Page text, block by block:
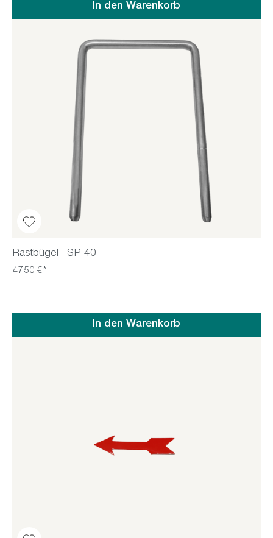
In den Warenkorb
Rastbügel - SP 40
47,50 €*
In den Warenkorb